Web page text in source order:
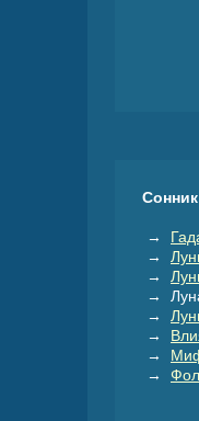
→
→
→
→
→
→
→
→